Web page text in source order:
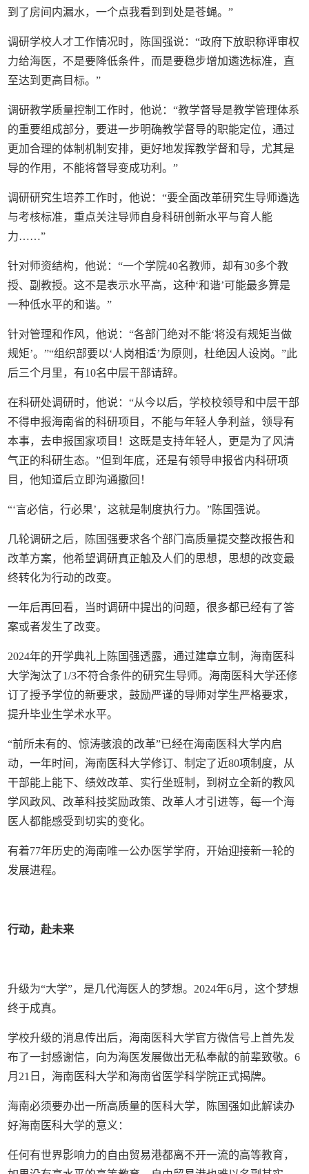
到了房间内漏水，一个点我看到到处是苍蝇。”
调研学校人才工作情况时，陈国强说：“政府下放职称评审权
力给海医，不是要降低条件，而是要稳步增加遴选标准，直
至达到更高目标。”
调研教学质量控制工作时，他说：“教学督导是教学管理体系
的重要组成部分，要进一步明确教学督导的职能定位，通过
更加合理的体制机制安排，更好地发挥教学督和导，尤其是
导的作用，不能将督导变成功利。”
调研研究生培养工作时，他说：“要全面改革研究生导师遴选
与考核标准，重点关注导师自身科研创新水平与育人能
力……”
针对师资结构，他说：“一个学院40名教师，却有30多个教
授、副教授。这不是表示水平高，这种‘和谐’可能最多算是
一种低水平的和谐。”
针对管理和作风，他说：“各部门绝对不能‘将没有规矩当做
规矩’。”“组织部要以‘人岗相适’为原则，杜绝因人设岗。”此
后三个月里，有10名中层干部请辞。
在科研处调研时，他说：“从今以后，学校校领导和中层干部
不得申报海南省的科研项目，不能与年轻人争利益，领导有
本事，去申报国家项目！这既是支持年轻人，更是为了风清
气正的科研生态。”但到年底，还是有领导申报省内科研项
目，他知道后立即沟通撤回！
“‘言必信，行必果’，这就是制度执行力。”陈国强说。
几轮调研之后，陈国强要求各个部门高质量提交整改报告和
改革方案，他希望调研真正触及人们的思想，思想的改变最
终转化为行动的改变。
一年后再回看，当时调研中提出的问题，很多都已经有了答
案或者发生了改变。
2024年的开学典礼上陈国强透露，通过建章立制，海南医科
大学淘汰了1/3不符合条件的研究生导师。海南医科大学还修
订了授予学位的新要求，鼓励严谨的导师对学生严格要求，
提升毕业生学术水平。
“前所未有的、惊涛骇浪的改革”已经在海南医科大学内启
动，一年时间，海南医科大学修订、制定了近80项制度，从
干部能上能下、绩效改革、实行坐班制，到树立全新的教风
学风政风、改革科技奖励政策、改革人才引进等，每一个海
医人都能感受到切实的变化。
有着77年历史的海南唯一公办医学学府，开始迎接新一轮的
发展进程。
行动，赴未来
升级为“大学”，是几代海医人的梦想。2024年6月，这个梦想
终于成真。
学校升级的消息传出后，海南医科大学官方微信号上首先发
布了一封感谢信，向为海医发展做出无私奉献的前辈致敬。6
月21日，海南医科大学和海南省医学科学院正式揭牌。
海南必须要办出一所高质量的医科大学，陈国强如此解读办
好海南医科大学的意义：
任何有世界影响力的自由贸易港都离不开一流的高等教育，